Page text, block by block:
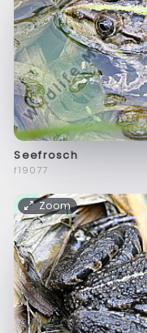
Seefrosch
f19077
Zoom